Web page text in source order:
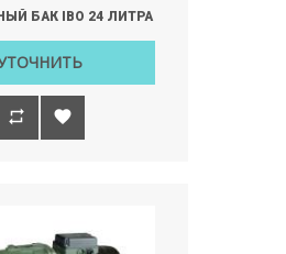
БАК IBO 24 ЛИТРА